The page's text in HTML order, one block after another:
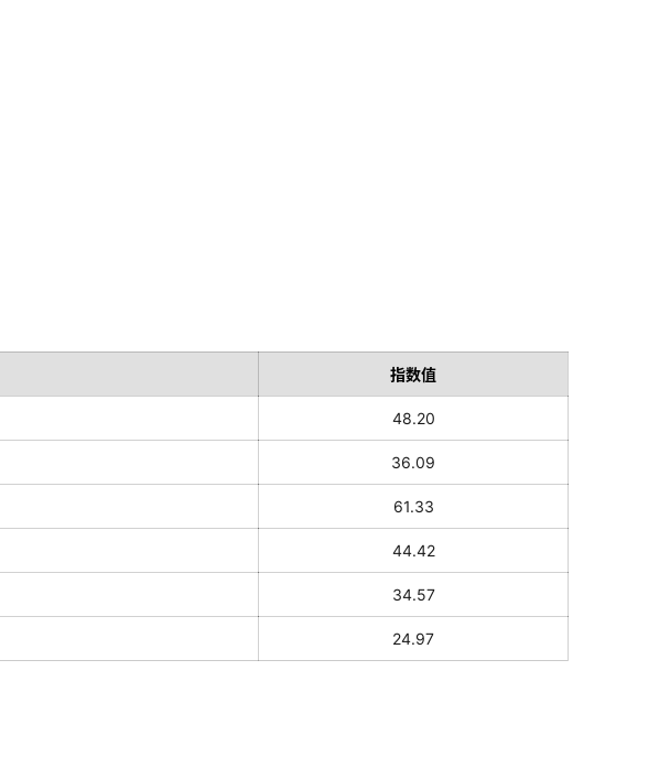
指数值
48.20
36.09
61.33
44.42
34.57
24.97